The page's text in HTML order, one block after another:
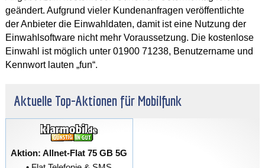
geändert. Aufgrund vieler Kundenanfragen veröffentlichte
der Anbieter die Einwahldaten, damit ist eine Nutzung der
Einwahlsoftware nicht mehr Voraussetzung. Die kostenlose
Einwahl ist möglich unter 01900 71238, Benutzername und
Kennwort lauten „fun“.
Aktuelle Top-Aktionen für Mobilfunk
Aktion: Allnet-Flat 75 GB 5G